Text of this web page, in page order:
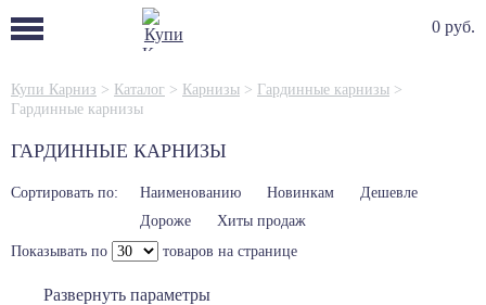
0 руб.
Купи Карниз > Каталог > Карнизы > Гардинные карнизы >
Гардинные карнизы
ГАРДИННЫЕ КАРНИЗЫ
Сортировать по: Наименованию Новинкам
Дешевле
Дороже
Хиты продаж
Показывать по
товаров на странице
Развернуть параметры